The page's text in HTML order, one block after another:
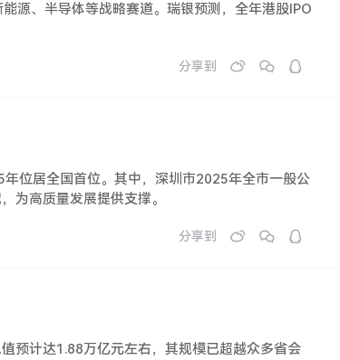
源、半导体等战略赛道。瑞银预测，全年港股IPO
分享到
位居全国首位。其中，深圳市2025年全市一般公
为高质量发展提供支撑。
分享到
预计达1.88万亿元左右，其规模已超越众多省会